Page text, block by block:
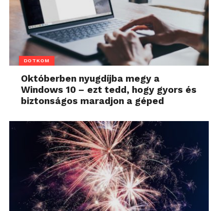
DOTKOM
Októberben nyugdíjba megy a
Windows 10 – ezt tedd, hogy gyors és
biztonságos maradjon a géped